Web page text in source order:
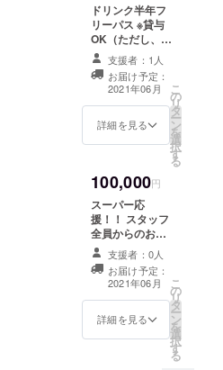
ドリンク半年フ
リーパス ※貸与
OK（ただし、１
日一杯に限る）
支援者：1人
お届け予定：
2021年06月
詳細を見る
こ
の
リ
タ
ー
ン
を
選
択
す
る
100,000円
スーパー応
援！！ スタッフ
全員からのお礼
のお手紙をお送
りいたします。
写真付き。
支援者：0人
お届け予定：
2021年06月
詳細を見る
こ
の
リ
タ
ー
ン
を
選
択
す
る